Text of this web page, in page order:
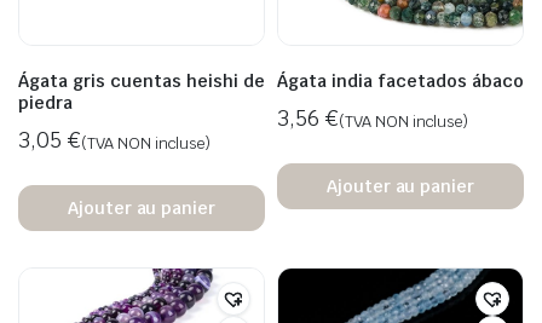
Ágata gris cuentas heishi de
piedra
3,05 €(TVA NON incluse)
Ajouter au panier
Ágata india facetados ábaco
3,56 €(TVA NON incluse)
Ajouter au panier